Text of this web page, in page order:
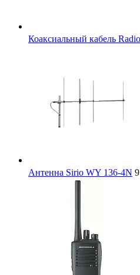
Коаксиальный кабель
Антенна Sirio WY 136-4N